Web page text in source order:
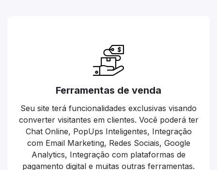
Ferramentas de venda
Seu site terá funcionalidades exclusivas visando
converter visitantes em clientes. Você poderá ter
Chat Online, PopUps Inteligentes, Integração
com Email Marketing, Redes Sociais, Google
Analytics, Integração com plataformas de
pagamento digital e muitas outras ferramentas.